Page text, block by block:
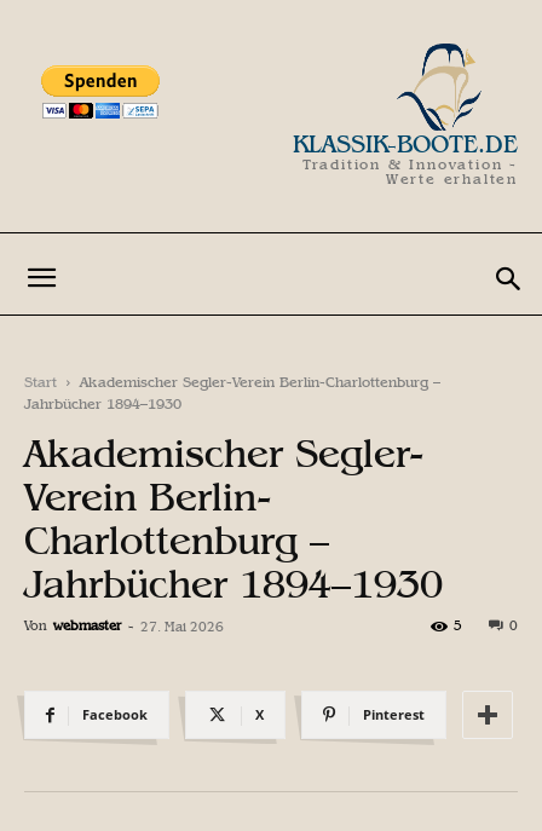
KLASSIK-BOOTE.DE
Tradition & Innovation -
Werte erhalten
Start
Akademischer Segler-Verein Berlin-Charlottenburg –
Jahrbücher 1894–1930
Akademischer Segler-
Verein Berlin-
Charlottenburg –
Jahrbücher 1894–1930
Von webmaster - 27. Mai 2026 0
5
Facebook X Pinterest